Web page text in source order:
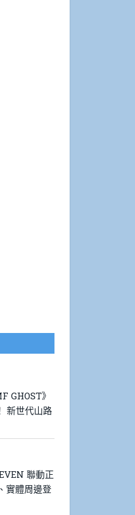
GHOST》
新世代山路
聯動正
實體周邊登